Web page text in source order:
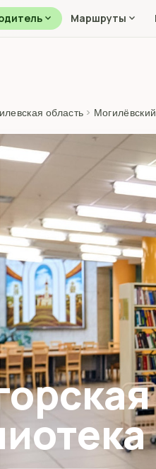
expand_more Маршруты expand_more
область ›